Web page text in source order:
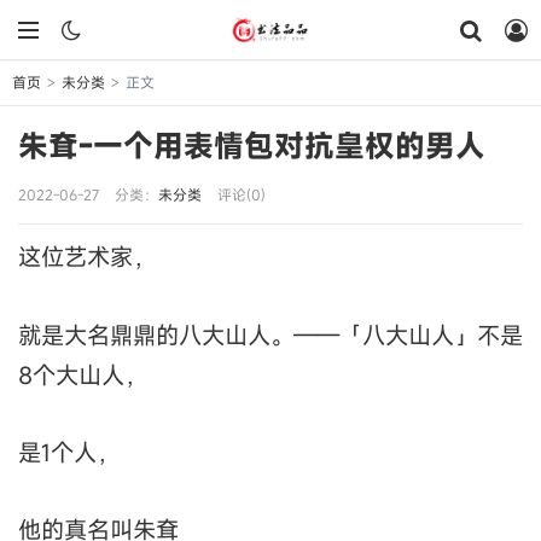
首页 > 未分类 > 正文
朱耷-一个用表情包对抗皇权的男人
2022-06-27 分类： 未分类 评论(0)
这位艺术家，
就是大名鼎鼎的八大山人。——「八大山人」不是
8个大山人，
是1个人，
他的真名叫朱耷